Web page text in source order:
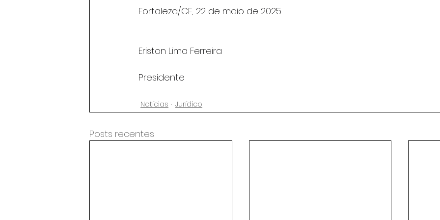
Fortaleza/CE, 22 de maio de 2025.
Eriston Lima Ferreira
Presidente
Notícias Jurídico
Posts recentes